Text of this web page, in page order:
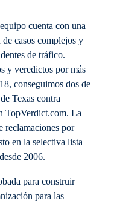
cuenta con una
casos complejos y
de tráfico.
y veredictos por más
conseguimos dos de
Texas contra
TopVerdict.com. La
reclamaciones por
en la selectiva lista
2006.
para construir
para las